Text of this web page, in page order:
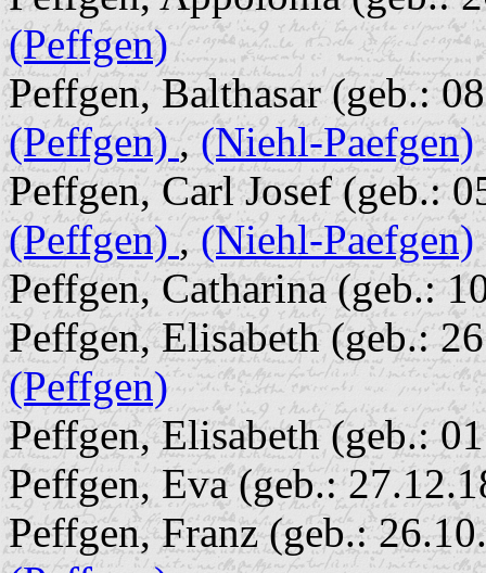
(Peffgen)
Peffgen, Balthasar (geb.:
(Peffgen),(Niehl-Paefgen)
Peffgen, Carl Josef (geb.:
(Peffgen),(Niehl-Paefgen)
Peffgen, Catharina (geb.:
Peffgen, Elisabeth (geb.:
(Peffgen)
Peffgen, Elisabeth (geb.:
Peffgen, Eva (geb.:
Peffgen, Franz (geb.: